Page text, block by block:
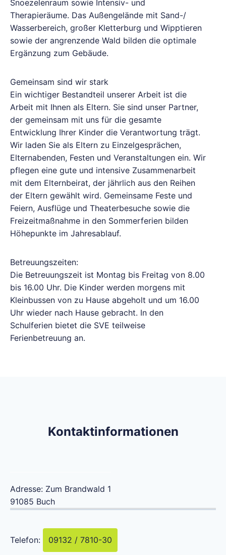
Snoezelenraum sowie Intensiv- und
Therapieräume. Das Außengelände mit Sand-/
Wasserbereich, großer Kletterburg und Wipptieren
sowie der angrenzende Wald bilden die optimale
Ergänzung zum Gebäude.
Gemeinsam sind wir stark
Ein wichtiger Bestandteil unserer Arbeit ist die
Arbeit mit Ihnen als Eltern. Sie sind unser Partner,
der gemeinsam mit uns für die gesamte
Entwicklung Ihrer Kinder die Verantwortung trägt.
Wir laden Sie als Eltern zu Einzelgesprächen,
Elternabenden, Festen und Veranstaltungen ein. Wir
pflegen eine gute und intensive Zusammenarbeit
mit dem Elternbeirat, der jährlich aus den Reihen
der Eltern gewählt wird. Gemeinsame Feste und
Feiern, Ausflüge und Theaterbesuche sowie die
Freizeitmaßnahme in den Sommerferien bilden
Höhepunkte im Jahresablauf.
Betreuungszeiten:
Die Betreuungszeit ist Montag bis Freitag von 8.00
bis 16.00 Uhr. Die Kinder werden morgens mit
Kleinbussen von zu Hause abgeholt und um 16.00
Uhr wieder nach Hause gebracht. In den
Schulferien bietet die SVE teilweise
Ferienbetreuung an.
Kontaktinformationen
Adresse: Zum Brandwald 1
91085 Buch
Telefon: 09132 / 7810-30